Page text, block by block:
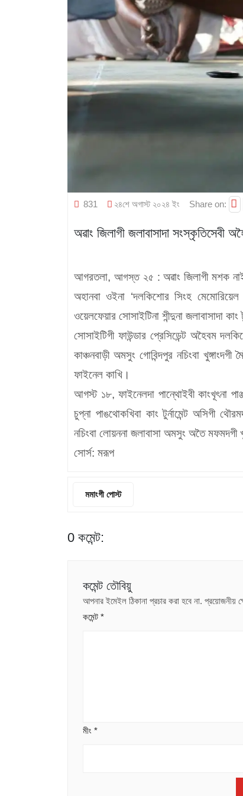
831 ২৪শে অগাস্ট ২০২৪ ইং Share on:
অৱাং জিলাগী জলাবাসাদা সংস্কৃতিসেবী
আগরতলা, আগস্ত ২৫ :অৱাং জিলাগী মশক
অহানবা ওইনা ‘দলকিশোর সিংহ
ওয়েলফেয়ার সোসাইটিনা শীন্দুনা জলাবাসাদা
সোসাইটিগী ফাউন্ডার প্রেসিডেন্ট অহৈবম
কাঞ্চনবাড়ী অমসুং গোবিন্দপুর নচিংবা
ফাইনেল কাখি।
আগস্ট ১৮, ফাইনেলদা পান্থোইবী কাংখূৎনা
চুপ্না পাঙথোকখিবা কাং টুর্নামেন্ট অসিগী
নচিংবা লোয়ননা জলাবাসা অমসুং অতৈ মফমদগী
সোর্স: মরূপ
মমাংগী পোস্ট
0 কমেন্ট:
কমেন্ট তৌবিয়ু
আপনার ইমেইল ঠিকানা প্রচার করা হবে না. প্রয়োজনীয়
কমেন্ট *
মীং *